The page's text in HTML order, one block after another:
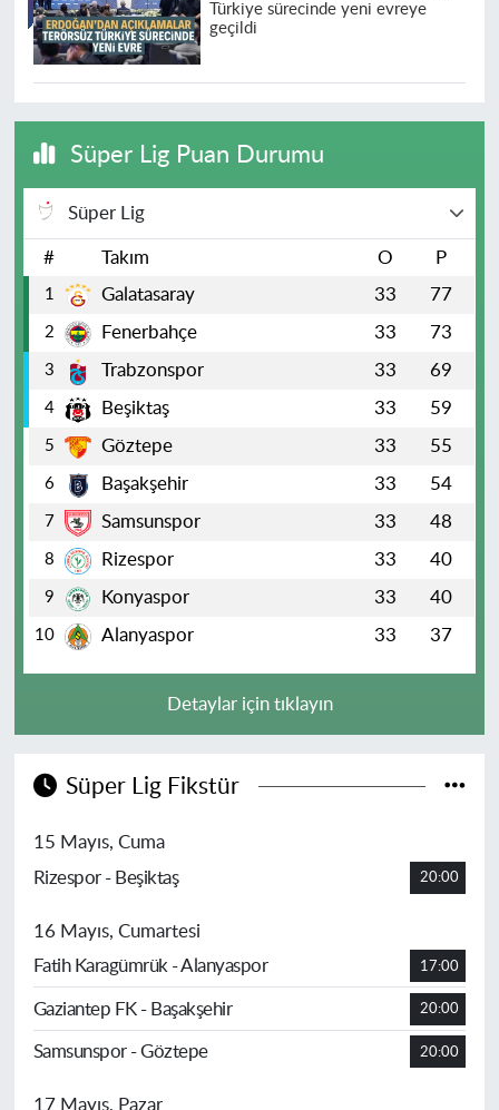
Türkiye sürecinde yeni evreye
geçildi
Süper Lig Puan Durumu
Süper Lig
# Takım O P
1 Galatasaray 33 77
2 Fenerbahçe 33 73
3 Trabzonspor 33 69
4 Beşiktaş 33 59
5 Göztepe 33 55
6 Başakşehir 33 54
7 Samsunspor 33 48
8 Rizespor 33 40
9 Konyaspor 33 40
10 Alanyaspor 33 37
Detaylar için tıklayın
Süper Lig Fikstür
15 Mayıs, Cuma
Rizespor - Beşiktaş
20:00
16 Mayıs, Cumartesi
Fatih Karagümrük - Alanyaspor
17:00
Gaziantep FK - Başakşehir 20:00
Samsunspor - Göztepe 20:00
17 Mayıs, Pazar